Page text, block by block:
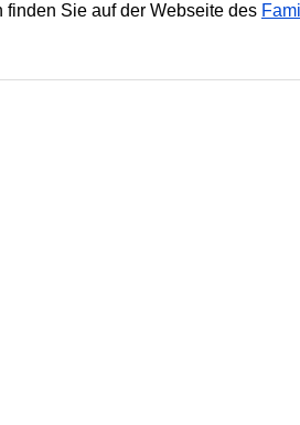
Sie auf der Webseite des